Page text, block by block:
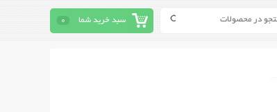
سبد خرید شما 0